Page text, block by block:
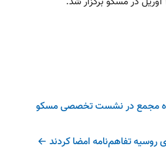
مجمع در نشست تخصصی مسکو
تفاهم‌نامه امضا کردند